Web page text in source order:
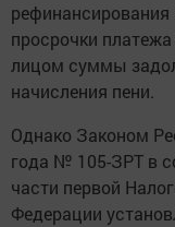
просрочки
лицом суммы
начисления пени.
Однако Законом
года № 105-ЗРТ в
части первой
Федерации